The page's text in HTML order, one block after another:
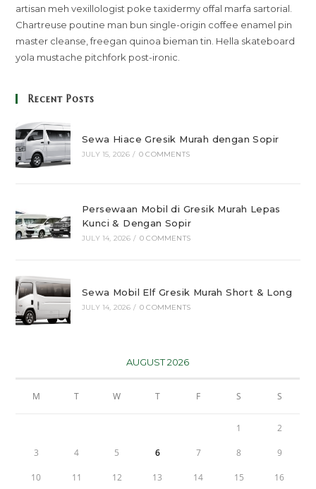
artisan meh vexillologist poke taxidermy offal marfa sartorial.
Chartreuse poutine man bun single-origin coffee enamel pin
master cleanse, freegan quinoa bieman tin. Hella skateboard
yola mustache pitchfork post-ironic.
Recent Posts
Sewa Hiace Gresik Murah dengan Sopir
JULY 15, 2026 / 0 COMMENTS
Persewaan Mobil di Gresik Murah Lepas
Kunci & Dengan Sopir
JULY 14, 2026 / 0 COMMENTS
Sewa Mobil Elf Gresik Murah Short & Long
JULY 14, 2026 / 0 COMMENTS
AUGUST 2026
M T W T F S S
1 2
3 4 5 6 7 8 9
10 11 12 13 14 15 16